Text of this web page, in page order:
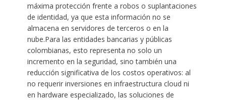
máxima protección frente a robos o suplantaciones
de identidad, ya que esta información no se
almacena en servidores de terceros o en la
nube.Para las entidades bancarias y públicas
colombianas, esto representa no solo un
incremento en la seguridad, sino también una
reducción significativa de los costos operativos: al
no requerir inversiones en infraestructura cloud ni
en hardware especializado, las soluciones de